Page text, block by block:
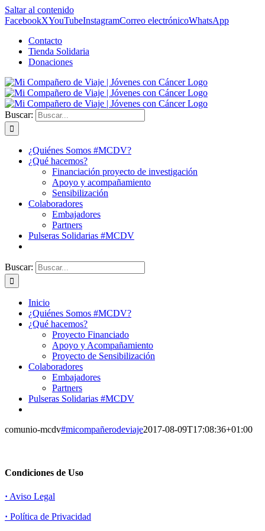
Saltar al contenido
FacebookXYouTubeInstagramCorreo electrónicoWhatsApp
Contacto
Tienda Solidaria
Donaciones
Buscar:
¿Quiénes Somos #MCDV?
¿Qué hacemos?
Financiación proyecto de investigación
Apoyo y acompañamiento
Sensibilización
Colaboradores
Embajadores
Partners
Pulseras Solidarias #MCDV
Buscar:
Inicio
¿Quiénes Somos #MCDV?
¿Qué hacemos?
Proyecto Financiado
Apoyo y Acompañamiento
Proyecto de Sensibilización
Colaboradores
Embajadores
Partners
Pulseras Solidarias #MCDV
comunio-mcdv#micompañerodeviaje2017-08-09T17:08:36+01:00
Condiciones de Uso
· Aviso Legal
· Política de Privacidad